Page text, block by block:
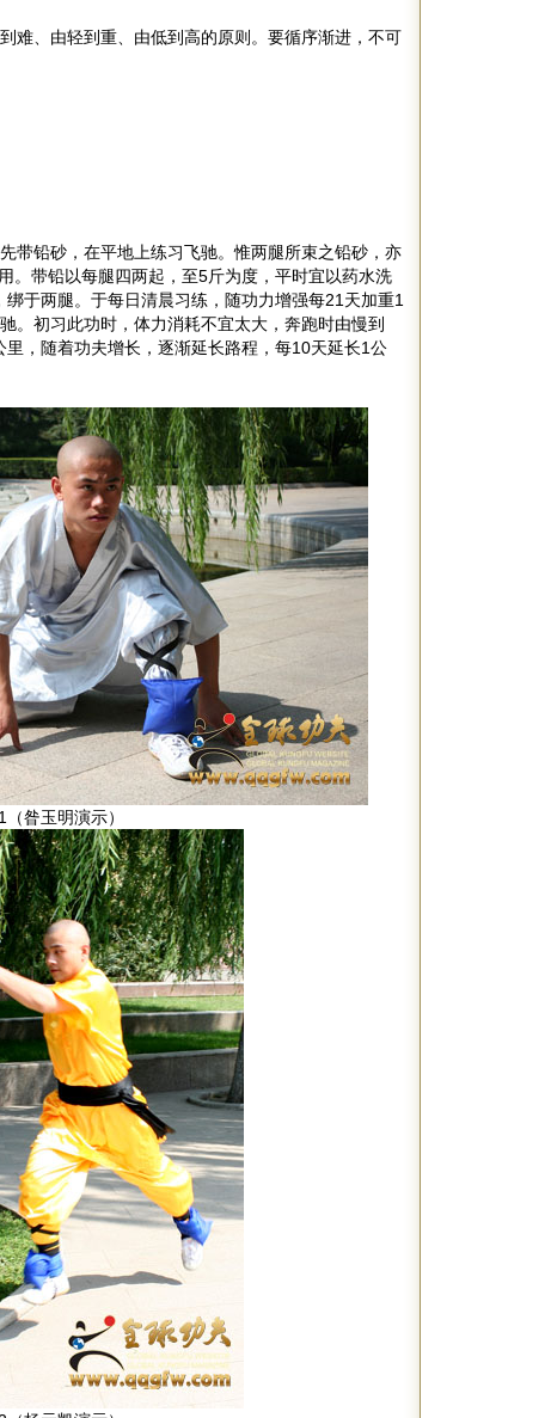
难、由轻到重、由低到高的原则。要循序渐进，不可
带铅砂，在平地上练习飞驰。惟两腿所束之铅砂，亦
。带铅以每腿四两起，至5斤为度，平时宜以药水洗
于两腿。于每日清晨习练，随功力增强每21天加重1
。初习此功时，体力消耗不宜太大，奔跑时由慢到
，随着功夫增长，逐渐延长路程，每10天延长1公
（昝玉明演示）